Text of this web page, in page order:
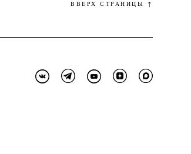
ВВЕРХ СТРАНИЦЫ ↑